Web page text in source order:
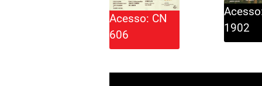
Acesso: CN
606
1902